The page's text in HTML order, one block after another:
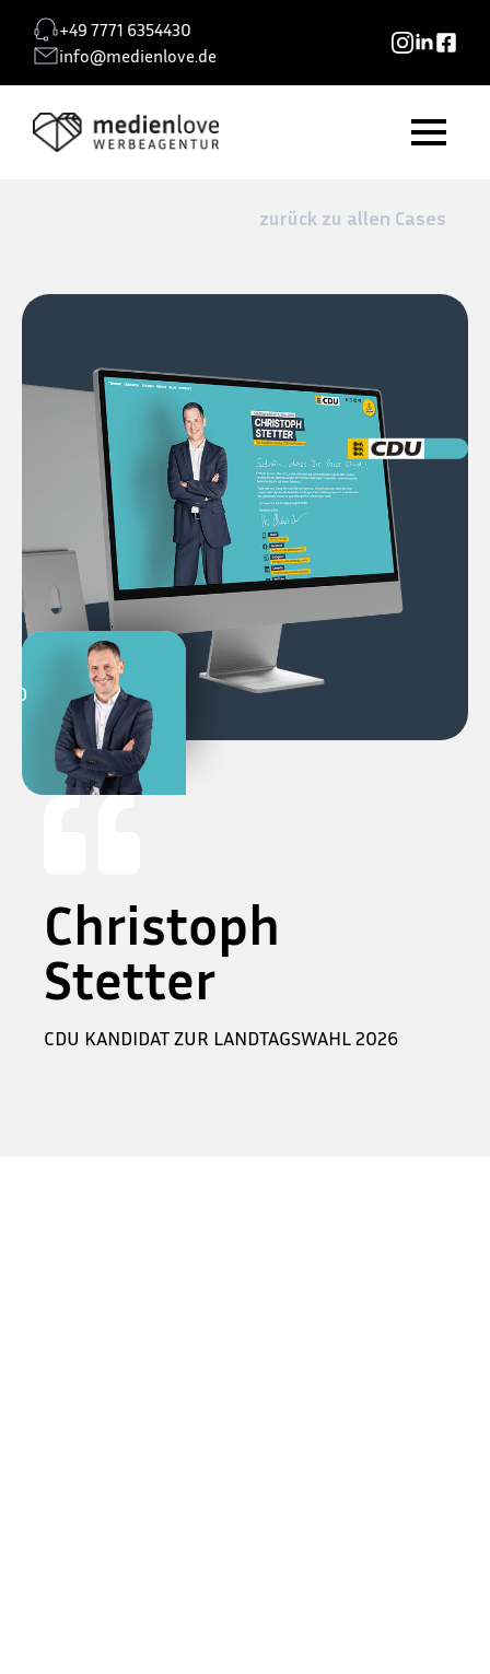
+49 7771 6354430
info@medienlove.de
zurück zu allen Cases
Christoph
Stetter
CDU KANDIDAT ZUR LANDTAGSWAHL 2026